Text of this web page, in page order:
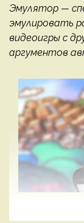
Эмулятор —
эмулировать
видеоигры с
аргументов